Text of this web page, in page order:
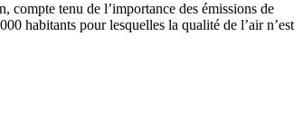
compte tenu de l’importance des émissions de
habitants pour lesquelles la qualité de l’air n’est